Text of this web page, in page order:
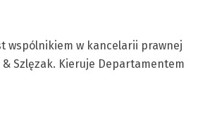
wspólnikiem w kancelarii prawnej
& Szlęzak. Kieruje Departamentem